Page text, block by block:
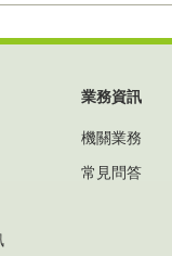
業務資訊
機關業務
常見問答